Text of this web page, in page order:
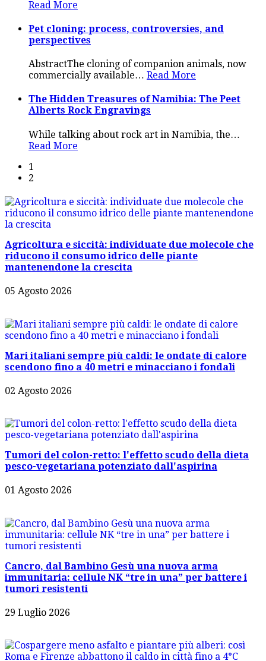
Read More
Pet cloning: process, controversies, and
perspectives
AbstractThe cloning of companion animals, now
commercially available… Read More
The Hidden Treasures of Namibia: The Peet
Alberts Rock Engravings
While talking about rock art in Namibia, the…
Read More
1
2
Agricoltura e siccità: individuate due molecole che
riducono il consumo idrico delle piante
mantenendone la crescita
05 Agosto 2026
Mari italiani sempre più caldi: le ondate di calore
scendono fino a 40 metri e minacciano i fondali
02 Agosto 2026
Tumori del colon-retto: l'effetto scudo della dieta
pesco-vegetariana potenziato dall'aspirina
01 Agosto 2026
Cancro, dal Bambino Gesù una nuova arma
immunitaria: cellule NK “tre in una” per battere i
tumori resistenti
29 Luglio 2026